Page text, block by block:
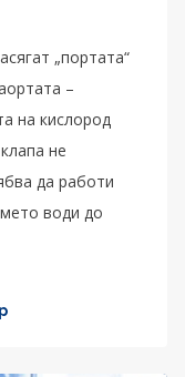
„портата“
–
на кислород
не
да работи
води до